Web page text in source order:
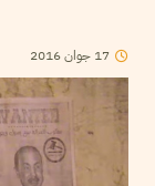
17 جوان2016